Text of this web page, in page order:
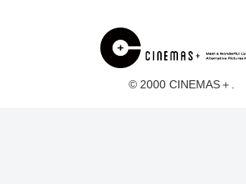
© 2000 CINEMAS＋.